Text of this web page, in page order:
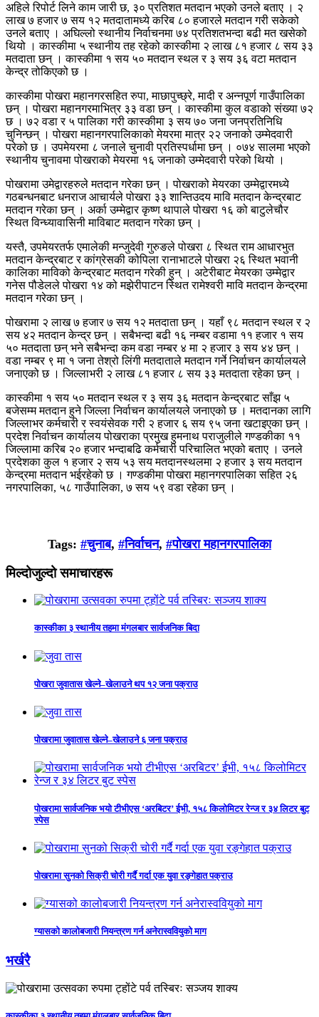
अहिले रिपोर्ट लिने काम जारी छ, ३० प्रतिशत मतदान भएको उनले बताए । २
लाख ७ हजार ७ सय १२ मतदातामध्ये करिब ८० हजारले मतदान गरी सकेको
उनले बताए । अघिल्लो स्थानीय निर्वाचनमा ७४ प्रतिशतभन्दा बढी मत खसेको
थियो । कास्कीमा ५ स्थानीय तह रहेको कास्कीमा २ लाख ८१ हजार ८ सय ३३
मतदाता छन् । कास्कीमा १ सय ५० मतदान स्थल र ३ सय ३६ वटा मतदान
केन्द्र तोकिएको छ ।
कास्कीमा पोखरा महानगरसहित रुपा, माछापुच्छ्रे, मादी र अन्नपूर्ण गाउँपालिका
छन् । पोखरा महानगरमाभित्र ३३ वडा छन् । कास्कीमा कुल वडाको संख्या ७२
छ । ७२ वडा र ५ पालिका गरी कास्कीमा ३ सय ७० जना जनप्रतिनिधि
चुनिन्छन् । पोखरा महानगरपालिकाको मेयरमा मात्र २२ जनाको उम्मेदवारी
परेको छ । उपमेयरमा ८ जनाले चुनावी प्रतिस्पर्धामा छन् । ०७४ सालमा भएको
स्थानीय चुनावमा पोखराको मेयरमा १६ जनाको उम्मेदवारी परेको थियो ।
पोखरामा उमेद्वारहरुले मतदान गरेका छन् । पोखराको मेयरका उम्मेद्वारमध्ये
गठबन्धनबाट धनराज आचार्यले पोखरा ३३ शान्तिउदय मावि मतदान केन्द्रबाट
मतदान गरेका छन् । अर्का उम्मेद्वार कृष्ण थापाले पोखरा १६ को बाटुलेचौर
स्थित विन्ध्यावासिनी माविबाट मतदान गरेका छन् ।
यस्तै, उपमेयरतर्फ एमालेकी मन्जुदेवी गुरुङले पोखरा ८ स्थित राम आधारभुत
मतदान केन्द्रबाट र कांग्रेसकी कोपिला रानाभाटले पोखरा २६ स्थित भवानी
कालिका माविको केन्द्रबाट मतदान गरेकी हुन् । अटेरीबाट मेयरका उम्मेद्वार
गनेस पौडेलले पोखरा १४ को मझेरीपाटन स्थित रामेश्वरी मावि मतदान केन्द्रमा
मतदान गरेका छन् ।
पोखरामा २ लाख ७ हजार ७ सय १२ मतदाता छन् । यहाँ ९८ मतदान स्थल र २
सय ४२ मतदान केन्द्र छन् । सबैभन्दा बढी १६ नम्बर वडामा ११ हजार १ सय
५० मतदाता छन् भने सबैभन्दा कम वडा नम्बर ४ मा २ हजार ३ सय ४४ छन् ।
वडा नम्बर ९ मा १ जना तेश्रो लिंगी मतदाताले मतदान गर्ने निर्वाचन कार्यालयले
जनाएको छ । जिल्लाभरी २ लाख ८१ हजार ८ सय ३३ मतदाता रहेका छन् ।
कास्कीमा १ सय ५० मतदान स्थल र ३ सय ३६ मतदान केन्द्रबाट साँझ ५
बजेसम्म मतदान हुने जिल्ला निर्वाचन कार्यालयले जनाएको छ । मतदानका लागि
जिल्लाभर कर्मचारी र स्वयंसेवक गरी २ हजार ६ सय ९५ जना खटाइएका छन् ।
प्रदेश निर्वाचन कार्यालय पोखराका प्रमुख हुमनाथ पराजुलीले गण्डकीका ११
जिल्लामा करिब २० हजार भन्दाबढि कर्मचारी परिचालित भएको बताए । उनले
प्रदेशका कुल १ हजार २ सय ५३ सय मतदानस्थलमा २ हजार ३ सय मतदान
केन्द्रमा मतदान भईरहेको छ । गण्डकीमा पोखरा महानगरपालिका सहित २६
नगरपालिका, ५८ गाउँपालिका, ७ सय ५९ वडा रहेका छन् ।
Tags: #चुनाब, #निर्वाचन, #पोखरा महानगरपालिका
मिल्दोजुल्दो समाचारहरू
कास्कीका ३ स्थानीय तहमा मंगलबार सार्वजनिक बिदा
पोखरा जुवातास खेल्ने–खेलाउने थप १२ जना पक्राउ
पोखरामा जुवातास खेल्ने–खेलाउने ६ जना पक्राउ
पोखरामा सार्वजनिक भयो टीभीएस ‘अरबिटर’ ईभी, १५८ किलोमिटर रेन्ज र ३४ लिटर बुट
स्पेस
पोखरामा सुनको सिक्री चोरी गर्दै गर्दा एक युवा रङ्गेहात पक्राउ
ग्यासको कालोबजारी नियन्त्रण गर्न अनेरास्ववियुको माग
भर्खरै